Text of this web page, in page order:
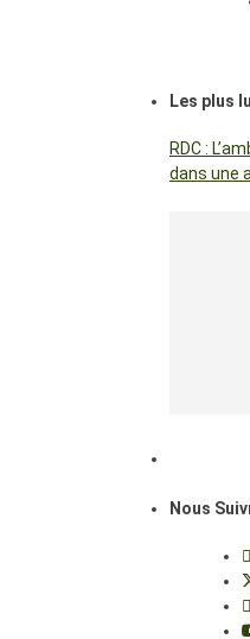
Les plus
RDC :
dans une
Nous